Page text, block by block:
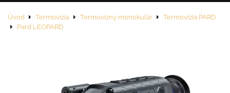
Úvod Termovizia Termovízny monokulár
Termovízia PARD
Pard LEOPARD